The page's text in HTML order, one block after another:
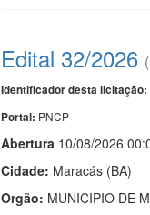
Edital 32/2026
Identificador desta licitação:
Portal: PNCP
Abertura 10/08/2026
Cidade: Maracás (BA)
Orgão: MUNICIPIO DE